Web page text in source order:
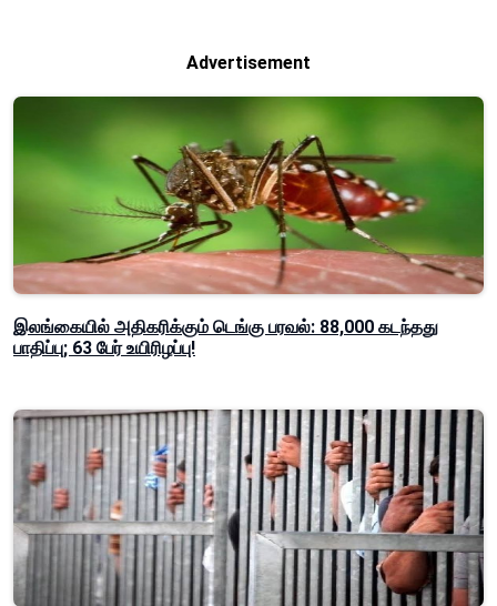
Advertisement
இலங்கையில் அதிகரிக்கும் டெங்கு பரவல்: 88,000 கடந்தது
பாதிப்பு; 63 பேர் உயிரிழப்பு!